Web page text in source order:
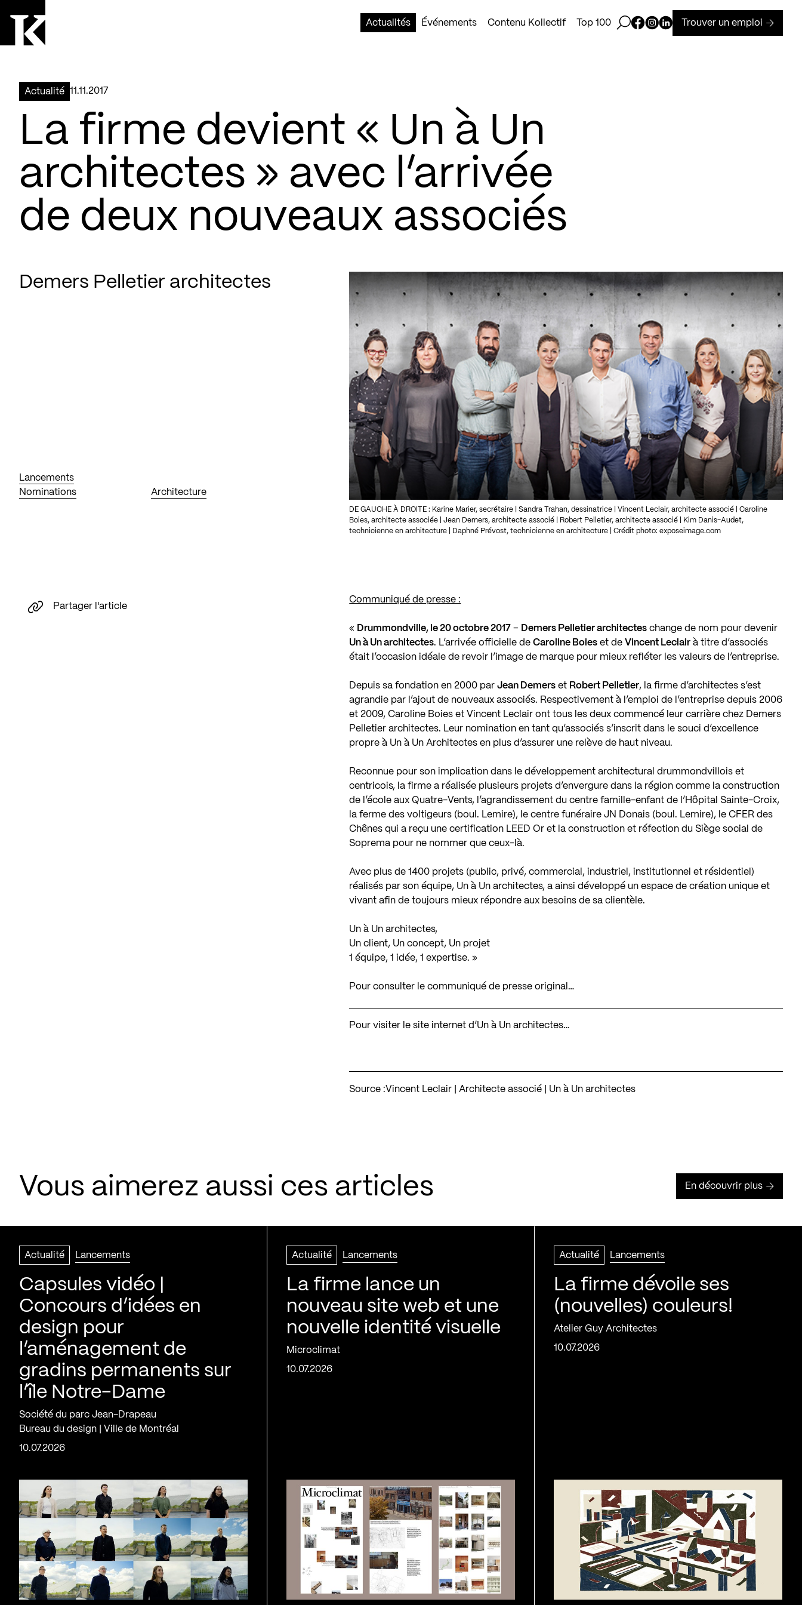
Actualités
Événements Contenu Kollectif Top 100 Ouvrir la barre de recherche
Page Facebook de Kollectif
Page Instagram de Kollectif
Page Linkedin de Kollectif
Trouver un emploi
Actualité 11.11.2017
La firme devient « Un à Un
architectes » avec l’arrivée
de deux nouveaux associés
Demers Pelletier architectes
Lancements
Nominations
Architecture
DE GAUCHE À DROITE : Karine Marier, secrétaire | Sandra Trahan, dessinatrice | Vincent Leclair, architecte associé | Caroline
Boies, architecte associée | Jean Demers, architecte associé | Robert Pelletier, architecte associé | Kim Danis-Audet,
technicienne en architecture | Daphné Prévost, technicienne en architecture | Crédit photo: exposeimage.com
Communiqué de presse :
« Drummondville, le 20 octobre 2017 – Demers Pelletier architectes change de nom pour devenir
Un à Un architectes. L’arrivée officielle deCaroline Boies et deVincent Leclair à titre d’associés
était l’occasion idéale de revoir l’image de marque pour mieux refléter les valeurs de l’entreprise.
Depuis sa fondation en 2000 parJean Demers et Robert Pelletier, la firme d’architectes s’est
agrandie par l’ajout de nouveaux associés. Respectivement à l’emploi de l’entreprise depuis 2006
et 2009, Caroline Boies et Vincent Leclair ont tous les deux commencé leur carrière chez Demers
Pelletier architectes. Leur nomination en tant qu’associés s’inscrit dans le souci d’excellence
propre à Un à Un Architectes en plus d’assurer une relève de haut niveau.
Reconnue pour son implication dans le développement architectural drummondvillois et
centricois, la firme a réalisée plusieurs projets d’envergure dans la région comme la construction
de l’école aux Quatre-Vents, l’agrandissement du centre famille-enfant de l’Hôpital Sainte-Croix,
la ferme des voltigeurs (boul. Lemire), le centre funéraire JN Donais (boul. Lemire), le CFER des
Chênes qui a reçu une certification LEED Or et la construction et réfection du Siège social de
Soprema pour ne nommer que ceux-là.
Avec plus de 1400 projets (public, privé, commercial, industriel, institutionnel et résidentiel)
réalisés par son équipe, Un à Un architectes, a ainsi développé un espace de création unique et
vivant afin de toujours mieux répondre aux besoins de sa clientèle.
Un à Un architectes,
Un client, Un concept, Un projet
1 équipe, 1 idée, 1 expertise. »
Pour consulter le communiqué de presse original…
Pour visiter le site internet d’Un à Un architectes…
Source :Vincent Leclair | Architecte associé | Un à Un architectes
Partager l'article
Vous aimerez aussi ces articles En découvrir plus
Actualité Lancements
Capsules vidéo |
Concours d’idées en
design pour
l’aménagement de
gradins permanents sur
l’île Notre-Dame
Société du parc Jean-Drapeau
Bureau du design | Ville de Montréal
10.07.2026
Actualité Lancements
La firme lance un
nouveau site web et une
nouvelle identité visuelle
Microclimat
10.07.2026
Actualité Lancements
La firme dévoile ses
(nouvelles) couleurs!
Atelier Guy Architectes
10.07.2026